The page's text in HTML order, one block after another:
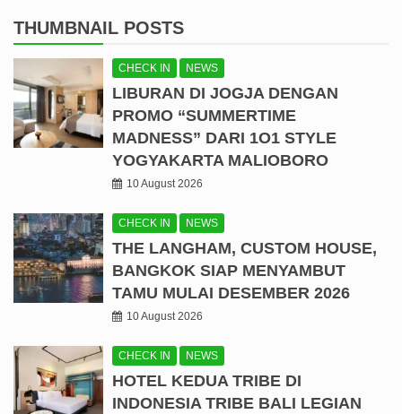
THUMBNAIL POSTS
CHECK IN NEWS
LIBURAN DI JOGJA DENGAN
PROMO “SUMMERTIME
MADNESS” DARI 1O1 STYLE
YOGYAKARTA MALIOBORO
10 August 2026
CHECK IN NEWS
THE LANGHAM, CUSTOM HOUSE,
BANGKOK SIAP MENYAMBUT
TAMU MULAI DESEMBER 2026
10 August 2026
CHECK IN NEWS
HOTEL KEDUA TRIBE DI
INDONESIA TRIBE BALI LEGIAN